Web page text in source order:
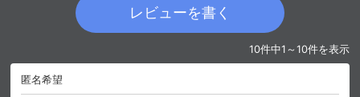
決済方法の変更が可能です。
購入明細
レビューを書く
10件中1～10件を表示
匿名希望